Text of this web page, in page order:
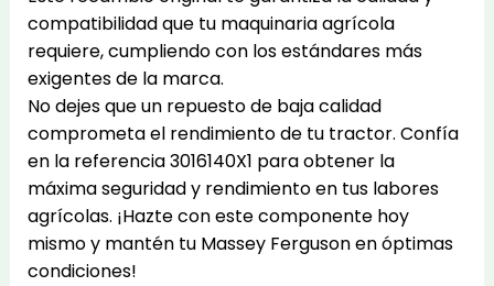
compatibilidad que tu maquinaria agrícola
requiere, cumpliendo con los estándares más
exigentes de la marca.
No dejes que un repuesto de baja calidad
comprometa el rendimiento de tu tractor. Confía
en la referencia 3016140X1 para obtener la
máxima seguridad y rendimiento en tus labores
agrícolas. ¡Hazte con este componente hoy
mismo y mantén tu Massey Ferguson en óptimas
condiciones!